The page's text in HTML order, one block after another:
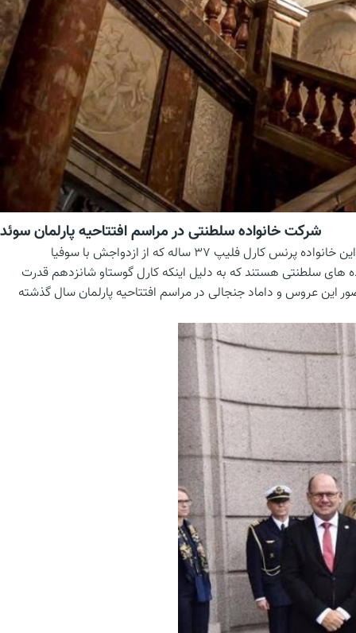
شرکت خانواده سلطنتی در مراسم افتتاحیه پارلمان سوئد
چندی پیش خانواده سلطنتی سوئد در مراسم افتتاحیه پارلمان این کشور شرکت کردند.پس از خانواده ی سلطنتی سوئد یکی از اعضای این خانواده پرنس کارل فلیپ 37 ساله که از ازدواجش با سوفیا
های سلطنتی هستند که به دلیل اینکه کارل گوستاو شانزدهم قدرت
این عروس و داماد جنجالی در مراسم افتتاحیه پارلمان سال گذشته